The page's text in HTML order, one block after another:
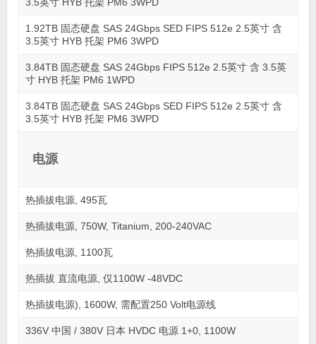
1.92TB 固态硬盘 SAS 24Gbps SED FIPS 512e 2.5英寸 含
3.5英寸 HYB 托架 PM6 3WPD
3.84TB 固态硬盘 SAS 24Gbps FIPS 512e 2.5英寸 含 3.5英
寸 HYB 托架 PM6 1WPD
3.84TB 固态硬盘 SAS 24Gbps SED FIPS 512e 2.5英寸 含
3.5英寸 HYB 托架 PM6 3WPD
电源
热插拔电源, 495瓦
热插拔电源, 750W, Titanium, 200-240VAC
热插拔电源, 1100瓦
热插拔 直流电源, 仅1100W -48VDC
热插拔电源), 1600W, 需配置250 Volt电源线
336V 中国 / 380V 日本 HVDC 电源 1+0, 1100W